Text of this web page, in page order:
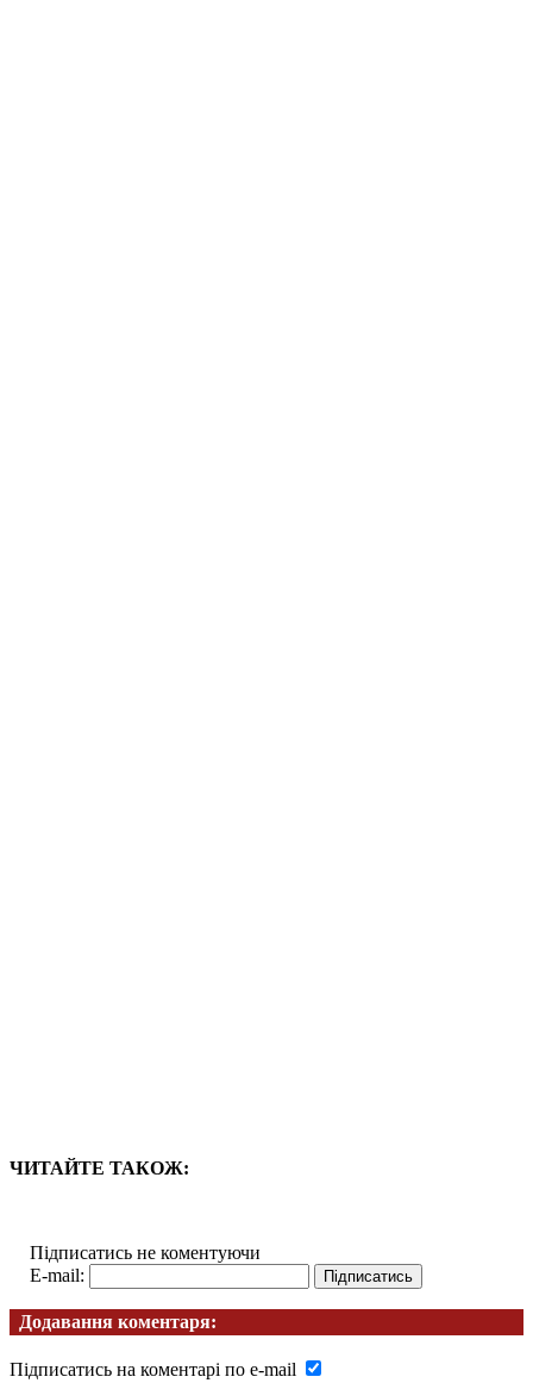
ЧИТАЙТЕ ТАКОЖ:
Підписатись не коментуючи
E-mail:
Додавання коментаря:
Підписатись на коментарі по e-mail